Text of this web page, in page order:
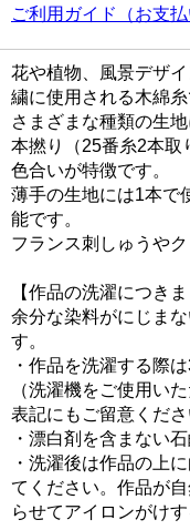
ご利用ガイド（お支払
花や植物、風景デザ
繍に使用される木綿糸
さまざまな種類の生
本撚り（25番糸2本取
色合いが特徴です。
薄手の生地には1本で
能です。
フランス刺しゅうや
【作品の洗濯につきま
余分な染料がにじま
す。
・作品を洗濯する際
（洗濯機をご使用い
表記にもご留意くださ
・漂白剤を含まない
・洗濯後は作品の上
てください。作品が
らせてアイロンがけ